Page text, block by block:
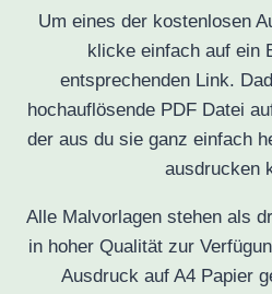
Um eines der kostenlosen
klicke einfach auf ein
entsprechenden Link.
hochauflösende PDF Datei
der aus du sie ganz einfach
ausdrucken
Alle Malvorlagen stehen als
in hoher Qualität zur
Ausdruck auf A4 Papier